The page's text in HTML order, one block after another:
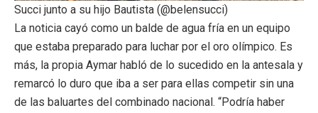
Succi junto a su hijo Bautista (@belensucci)
La noticia cayó como un balde de agua fría en un equipo
que estaba preparado para luchar por el oro olímpico. Es
más, la propia Aymar habló de lo sucedido en la antesala y
remarcó lo duro que iba a ser para ellas competir sin una
de las baluartes del combinado nacional. “Podría haber